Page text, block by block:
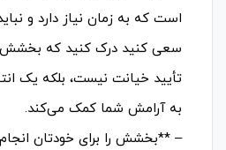
است که به زمان نیاز دارد و
سعی کنید درک کنید که بخشش
تأیید خیانت نیست، بلکه
به آرامش شما کمک می‌کند.
– **بخشش را برای خودتان